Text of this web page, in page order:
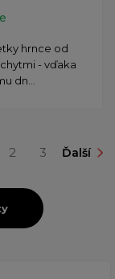
hrnce od
- vďaka
dn...
2 3 Ďalší